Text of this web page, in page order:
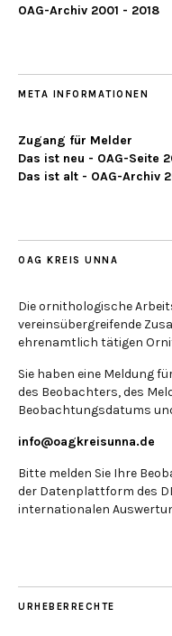
OAG-Archiv 2001 - 2018
META INFORMATIONEN
Zugang für Melder
Das ist neu - OAG-Seite
Das ist alt - OAG-Archiv
OAG KREIS UNNA
Die ornithologische
vereinsübergreifende
ehrenamtlich tätigen
Sie haben eine Meldung
des Beobachters, des
Beobachtungsdatums
info@oagkreisunna.de
Bitte melden Sie Ihre
der Datenplattform des
internationalen
URHEBERRECHTE